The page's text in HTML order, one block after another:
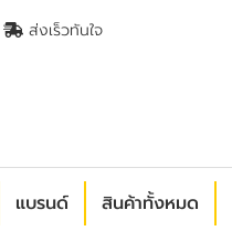
ส่งเร็วทันใจ
แบรนด์ สินค้าทั้งหมด